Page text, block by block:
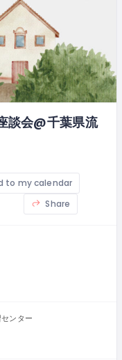
談会@千葉県流
to my calendar
Share
ンター